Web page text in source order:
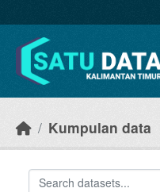
Kumpulan data